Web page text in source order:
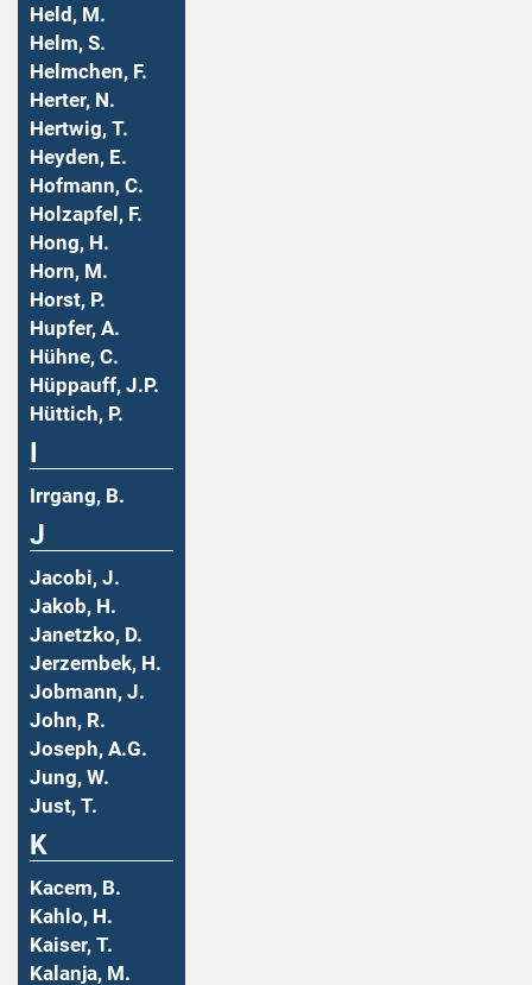
Held, M.
Helm, S.
Helmchen, F.
Herter, N.
Hertwig, T.
Heyden, E.
Hofmann, C.
Holzapfel, F.
Hong, H.
Horn, M.
Horst, P.
Hupfer, A.
Hühne, C.
Hüppauff, J.P.
Hüttich, P.
Irrgang, B.
J
Jacobi, J.
Jakob, H.
Janetzko, D.
Jerzembek, H.
Jobmann, J.
John, R.
Joseph, A.G.
Jung, W.
Just, T.
K
Kacem, B.
Kahlo, H.
Kaiser, T.
Kalanja, M.